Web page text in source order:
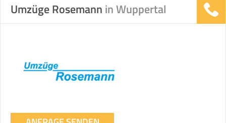
Umzüge Rosemann in Wuppertal